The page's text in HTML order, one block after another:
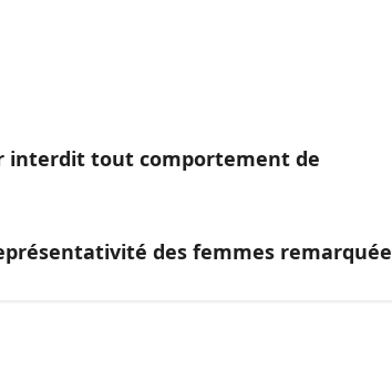
interdit tout comportement de
des femmes remarquée